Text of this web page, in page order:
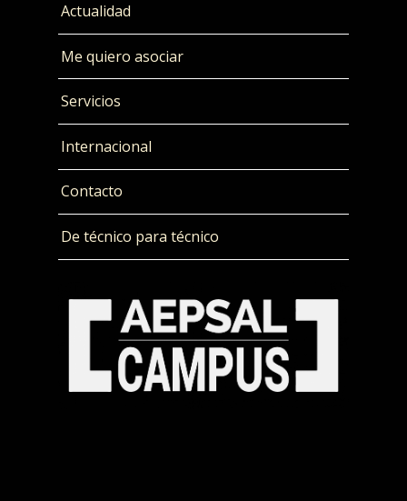
Actualidad
Me quiero asociar
Servicios
Internacional
Contacto
De técnico para técnico